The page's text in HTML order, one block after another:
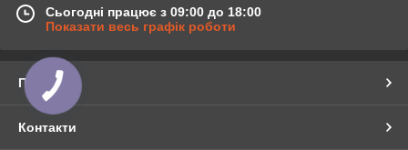
Сьогодні працює з 09:00 до 18:00
Показати весь графік роботи
Про нас
Контакти